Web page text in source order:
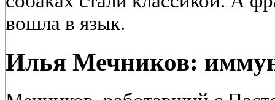
вошла в язык.
Илья Мечников: